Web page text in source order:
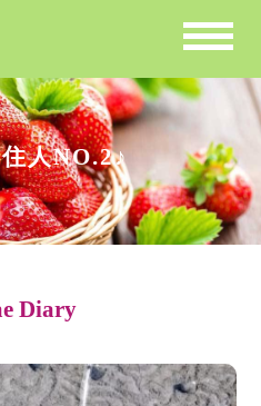
人NO.2♪
Diary